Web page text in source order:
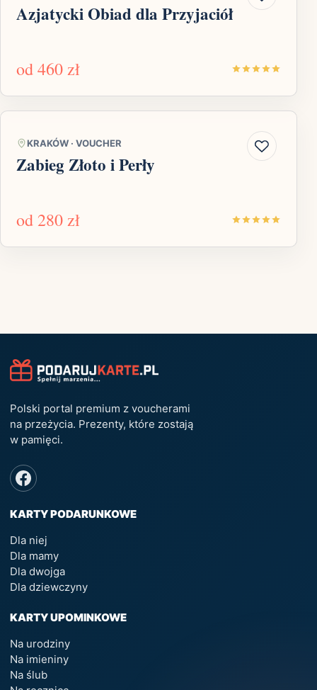
Azjatycki Obiad dla Przyjaciół
od460 zł
KRAKÓW · VOUCHER
Zabieg Złoto i Perły
od 280 zł
Polski portal premium z voucherami
na przeżycia. Prezenty, które zostają
w pamięci.
KARTY PODARUNKOWE
Dla niej
Dla mamy
Dla dwojga
Dla dziewczyny
KARTY UPOMINKOWE
Na urodziny
Na imieniny
Na ślub